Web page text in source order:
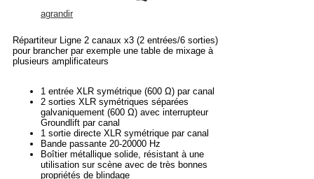
agrandir
Répartiteur Ligne 2 canaux x3 (2 entrées/6 sorties)
pour brancher par exemple une table de mixage à
plusieurs amplificateurs
1 entrée XLR symétrique (600 Ω) par canal
2 sorties XLR symétriques séparées
galvaniquement (600 Ω) avec interrupteur
Groundlift par canal
1 sortie directe XLR symétrique par canal
Bande passante 20-20000 Hz
Boîtier métallique solide, résistant à une
utilisation sur scène avec de très bonnes
propriétés de blindage